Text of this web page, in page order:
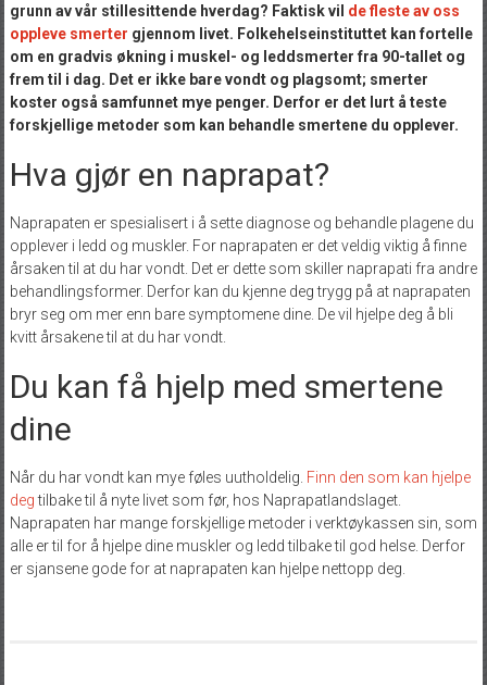
grunn av vår stillesittende hverdag? Faktisk vil de fleste av oss
oppleve smerter gjennom livet. Folkehelseinstituttet kan fortelle
om en gradvis økning i muskel- og leddsmerter fra 90-tallet og
frem til i dag. Det er ikke bare vondt og plagsomt; smerter
koster også samfunnet mye penger. Derfor er det lurt å teste
forskjellige metoder som kan behandle smertene du opplever.
Hva gjør en naprapat?
Naprapaten er spesialisert i å sette diagnose og behandle plagene du
opplever i ledd og muskler. For naprapaten er det veldig viktig å finne
årsaken til at du har vondt. Det er dette som skiller naprapati fra andre
behandlingsformer. Derfor kan du kjenne deg trygg på at naprapaten
bryr seg om mer enn bare symptomene dine. De vil hjelpe deg å bli
kvitt årsakene til at du har vondt.
Du kan få hjelp med smertene
dine
Når du har vondt kan mye føles uutholdelig. Finn den som kan hjelpe
degtilbake til å nyte livet som før, hos Naprapatlandslaget.
Naprapaten har mange forskjellige metoder i verktøykassen sin, som
alle er til for å hjelpe dine muskler og ledd tilbake til god helse. Derfor
er sjansene gode for at naprapaten kan hjelpe nettopp deg.